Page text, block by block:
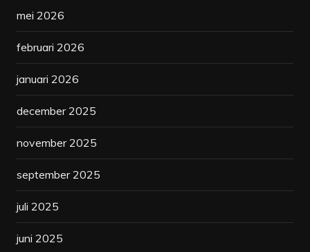
mei 2026
februari 2026
januari 2026
december 2025
november 2025
september 2025
juli 2025
juni 2025